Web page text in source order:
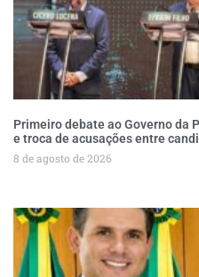
Primeiro debate ao Governo da
e troca de acusações entre
8 de agosto de 2026